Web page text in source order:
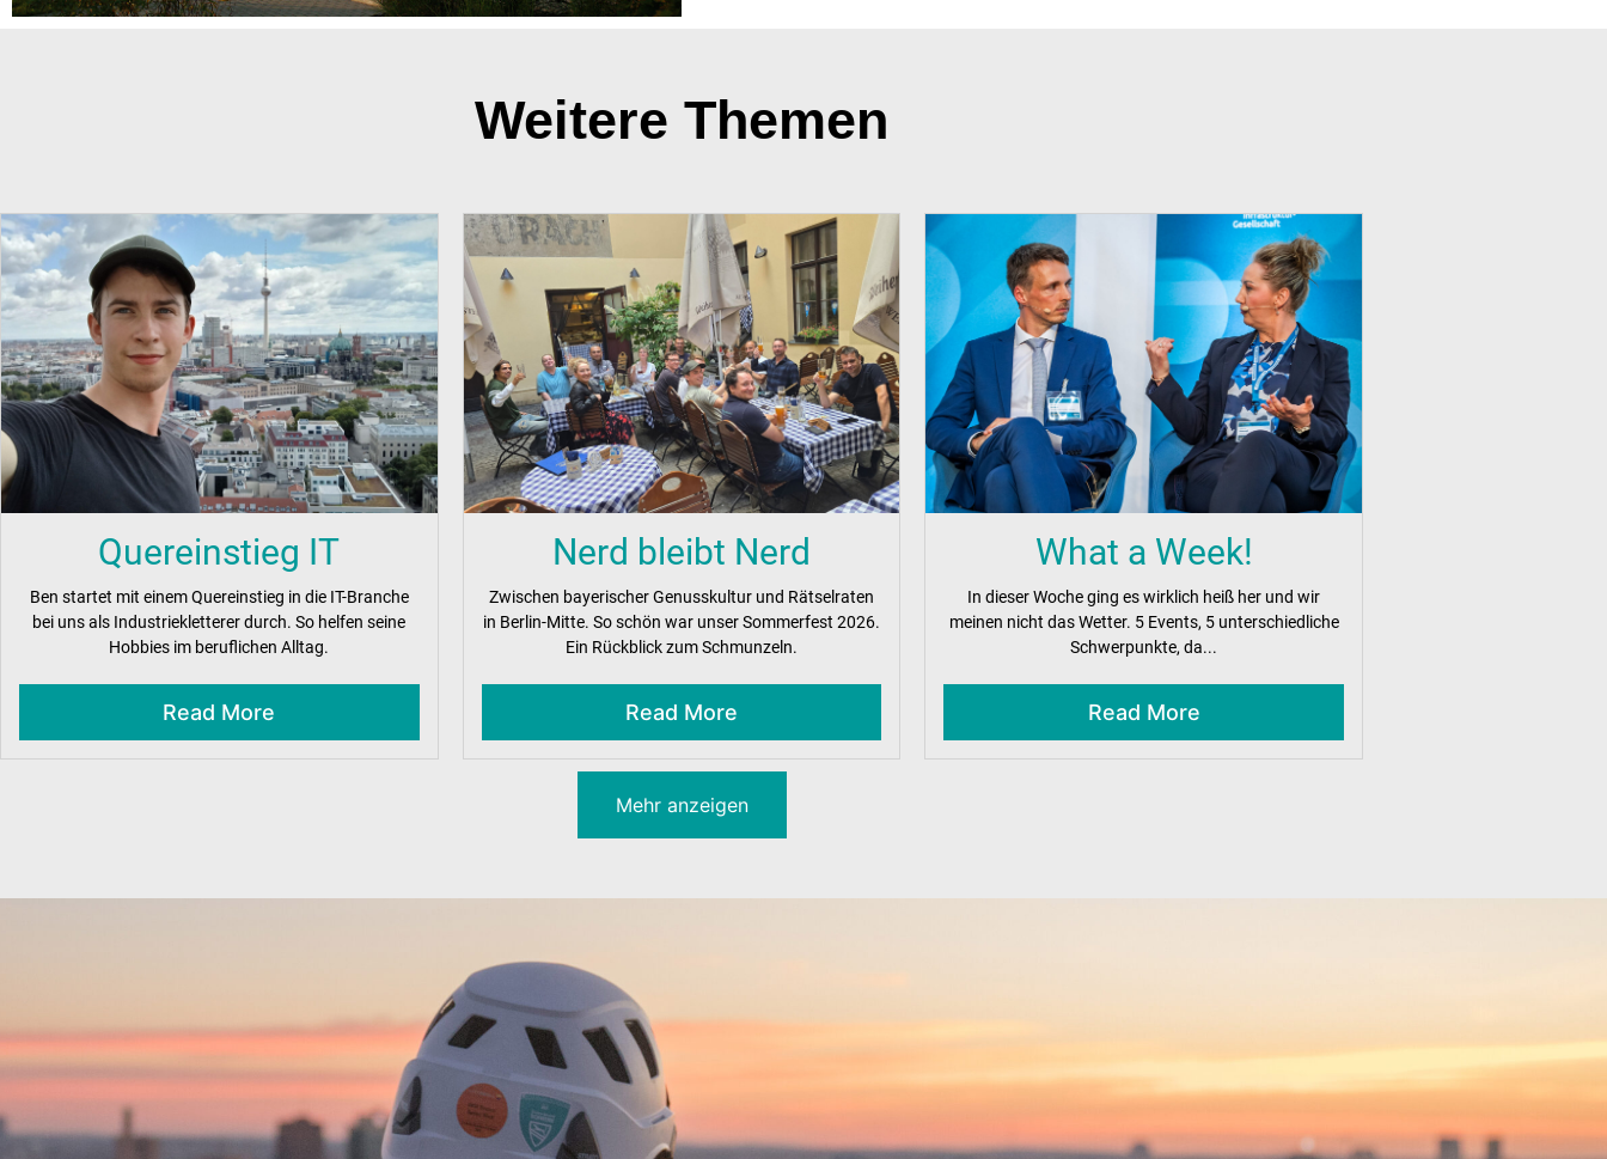
Weitere Themen
Quereinstieg IT
Ben startet mit einem Quereinstieg in die IT-Branche
bei uns als Industriekletterer durch. So helfen seine
Hobbies im beruflichen Alltag.
Read More
Nerd bleibt Nerd
Zwischen bayerischer Genusskultur und Rätselraten
in Berlin-Mitte. So schön war unser Sommerfest 2026.
Ein Rückblick zum Schmunzeln.
Read More
What a Week!
In dieser Woche ging es wirklich heiß her und wir
meinen nicht das Wetter. 5 Events, 5 unterschiedliche
Schwerpunkte, da...
Read More
Mehr anzeigen